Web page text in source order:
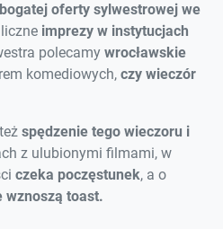
oferty sylwestrowej we
imprezy w instytucjach
polecamy wrocławskie
komediowych, czy wieczór
spędzenie tego wieczoru i
z ulubionymi filmami, w
czeka poczęstunek, a o
wznoszą toast.